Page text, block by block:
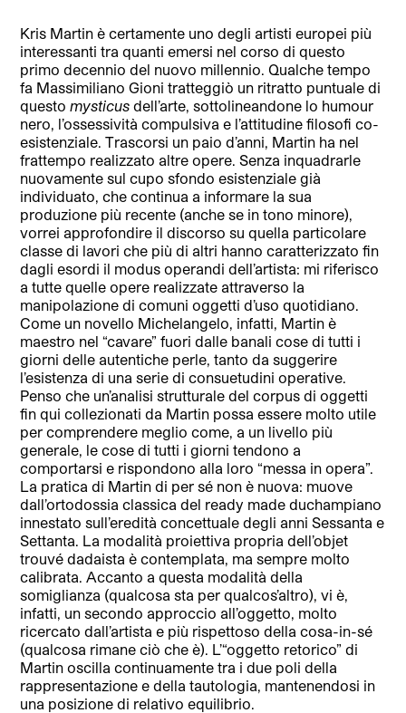
Kris Martin è certamente uno degli artisti europei più
interessanti tra quanti emersi nel corso di questo
primo decennio del nuovo millennio. Qualche tempo
fa Massimiliano Gioni tratteggiò un ritratto puntuale di
questomysticus dell’arte, sottolineandone lo humour
nero, l’ossessività compulsiva e l’attitudine filosofi co-
esistenziale. Trascorsi un paio d’anni, Martin ha nel
frattempo realizzato altre opere. Senza inquadrarle
nuovamente sul cupo sfondo esistenziale già
individuato, che continua a informare la sua
produzione più recente (anche se in tono minore),
vorrei approfondire il discorso su quella particolare
classe di lavori che più di altri hanno caratterizzato fin
dagli esordi il modus operandi dell’artista: mi riferisco
a tutte quelle opere realizzate attraverso la
manipolazione di comuni oggetti d’uso quotidiano.
Come un novello Michelangelo, infatti, Martin è
maestro nel “cavare” fuori dalle banali cose di tutti i
giorni delle autentiche perle, tanto da suggerire
l’esistenza di una serie di consuetudini operative.
Penso che un’analisi strutturale del corpus di oggetti
fin qui collezionati da Martin possa essere molto utile
per comprendere meglio come, a un livello più
generale, le cose di tutti i giorni tendono a
comportarsi e rispondono alla loro “messa in opera”.
La pratica di Martin di per sé non è nuova: muove
dall’ortodossia classica del ready made duchampiano
innestato sull’eredità concettuale degli anni Sessanta e
Settanta. La modalità proiettiva propria dell’objet
trouvé dadaista è contemplata, ma sempre molto
calibrata. Accanto a questa modalità della
somiglianza (qualcosa sta per qualcos’altro), vi è,
infatti, un secondo approccio all’oggetto, molto
ricercato dall’artista e più rispettoso della cosa-in-sé
(qualcosa rimane ciò che è). L’“oggetto retorico” di
Martin oscilla continuamente tra i due poli della
rappresentazione e della tautologia, mantenendosi in
una posizione di relativo equilibrio.